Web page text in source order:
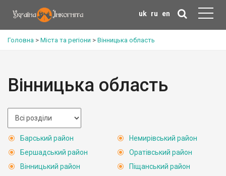
uk ru en
Головна > Міста та регіони > Вінницька область
Вінницька область
Барський район
Бершадський район
Вінницький район
Немирівський район
Оратівський район
Піщанський район